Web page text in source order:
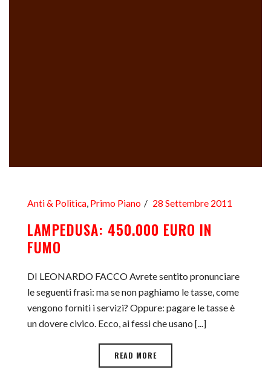
Anti & Politica Primo Piano 28 Settembre 2011
LAMPEDUSA: 450.000 EURO IN
FUMO
DI LEONARDO FACCO Avrete sentito pronunciare
le seguenti frasi: ma se non paghiamo le tasse, come
vengono forniti i servizi? Oppure: pagare le tasse è
un dovere civico. Ecco, ai fessi che usano [...]
READ MORE